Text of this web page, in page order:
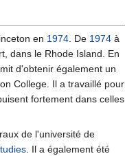
en 1974. De 1974 à
dans le Rhode Island. En
d'obtenir également un
College. Il a travaillé pour
fortement dans celles
de l'université de
. Il a également été